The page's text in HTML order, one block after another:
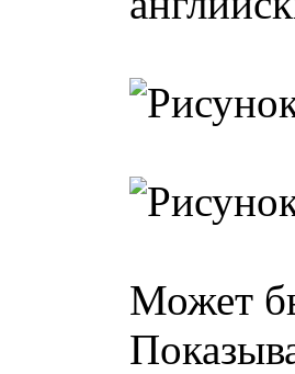
Может